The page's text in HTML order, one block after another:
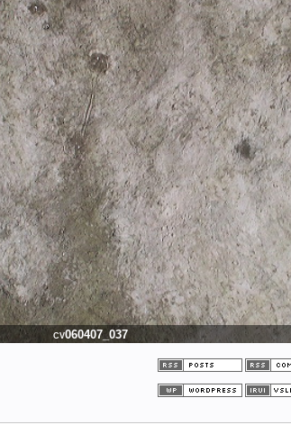
cv060407_051